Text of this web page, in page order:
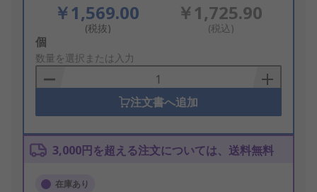
￥1,569.00
(税抜)
￥1,725.90
(税込)
Add
to
Basket
個
数量を選択または入力
注文書へ追加
3,000円を超える注文については、送料無料
在庫あり